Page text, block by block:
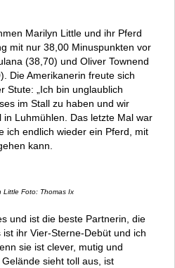
Marilyn Little und ihr Pferd
mit nur 38,00 Minuspunkten vor
(38,70) und Oliver Townend
Die Amerikanerin freute sich
Stute: „Ich bin unglaublich
im Stall zu haben und wir
Luhmühlen. Das letzte Mal war
ich endlich wieder ein Pferd, mit
kann.
Little Foto: Thomas Ix
und ist die beste Partnerin, die
ihr Vier-Sterne-Debüt und ich
sie ist clever, mutig und
sieht toll aus, ist